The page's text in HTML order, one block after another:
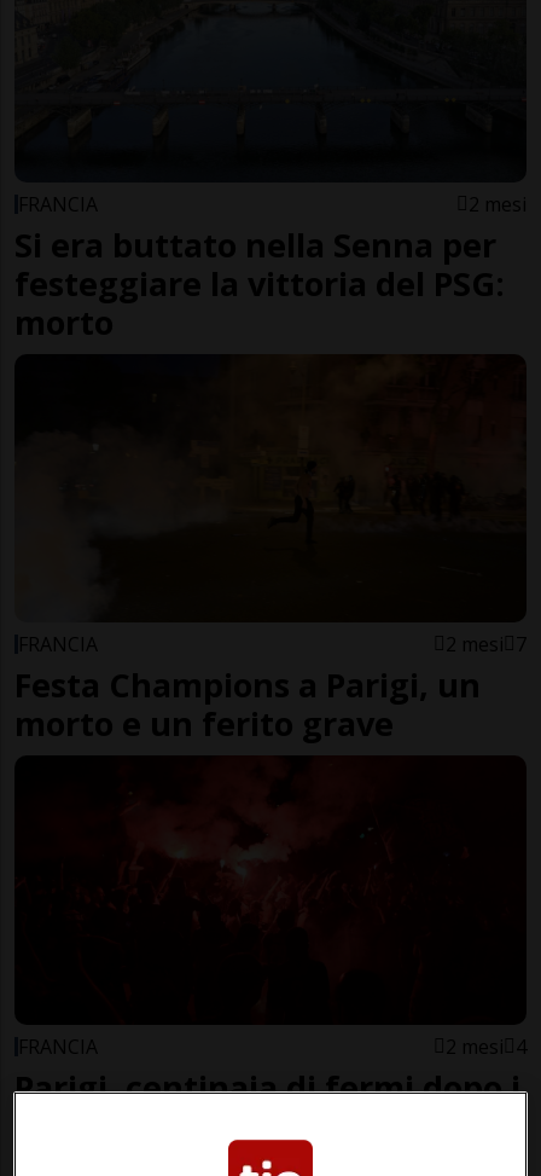
FRANCIA 2 mesi
Si era buttato nella Senna per
festeggiare la vittoria del PSG:
morto
FRANCIA 2 mesi 7
Festa Champions a Parigi, un
morto e un ferito grave
FRANCIA 2 mesi 4
Parigi, centinaia di fermi dopo i